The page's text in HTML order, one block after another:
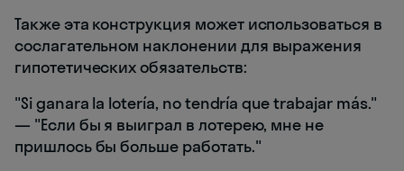
Также эта конструкция может использоваться в
сослагательном наклонении для выражения
гипотетических обязательств:
"Si ganara la lotería, no tendría que trabajar más."
— "Если бы я выиграл в лотерею, мне не
пришлось бы больше работать."